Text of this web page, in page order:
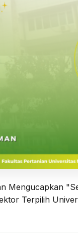
Mengucapkan
Terpilih